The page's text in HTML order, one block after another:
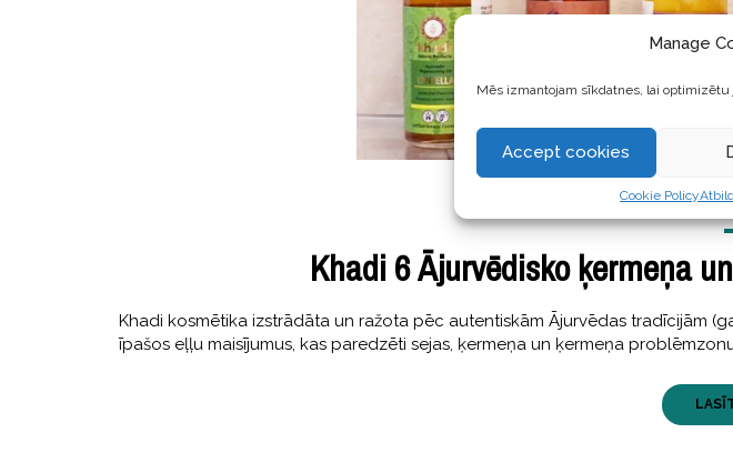
Manage
Mēs izmantojam sīkdatnes, lai
Accept cookies
Cookie Policy
Khadi 6 Ājurvēdisko ķermeņa
Khadi kosmētika izstrādāta un ražota pēc autentiskām Ājurvēdas tradīcijām
īpašos eļļu maisījumus, kas paredzēti sejas, ķermeņa un ķermeņa